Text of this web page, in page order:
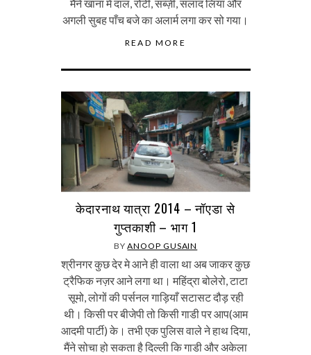
मैंने खाना मे दाल, रोटी, सब्ज़ी, सलाद लिया और
अगली सुबह पाँच बजे का अलार्म लगा कर सो गया।
READ MORE
केदारनाथ यात्रा 2014 – नॉएडा से
गुप्तकाशी – भाग 1
BYANOOP GUSAIN
श्रीनगर कुछ देर मे आने ही वाला था अब जाकर कुछ
ट्रैफिक नज़र आने लगा था। महिंद्रा बोलेरो, टाटा
सूमो, लोगों की पर्सनल गाड़ियाँ सटासट दौड़ रही
थी। किसी पर बीजेपी तो किसी गाडी पर आप(आम
आदमी पार्टी) के। तभी एक पुलिस वाले ने हाथ दिया,
मैंने सोचा हो सकता है दिल्ली कि गाडी और अकेला